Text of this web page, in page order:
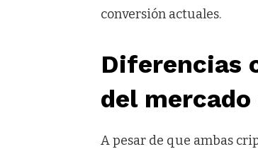
conversión actuales.
Diferencias
del
A pesar de que ambas